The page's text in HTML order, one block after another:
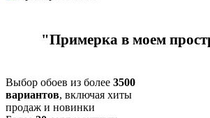
"Примерка в моем
Выбор обоев из более 3500
вариантов, включая хиты
продаж и новинки